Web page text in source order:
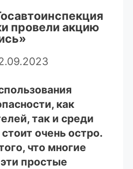
провели акцию
как
так и среди
очень остро.
что многие
простые